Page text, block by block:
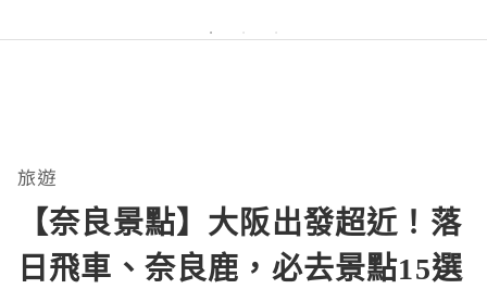
旅遊
【奈良景點】大阪出發超近！落
日飛車、奈良鹿，必去景點15選